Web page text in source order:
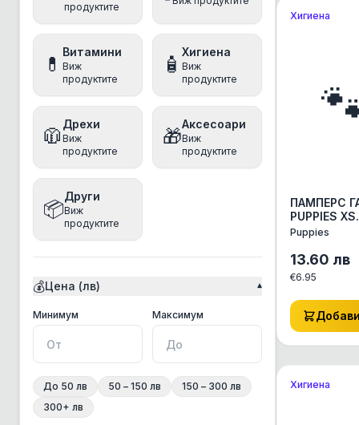
Animonda
anipro
Antos
Applaws
Aquatec
Arm&Hammer
Athena
Bea
Best Clean
BonaCibo
BRAAAF
Bravery
Brit
Chicopee
продуктите
💊
Витамини
Виж
продуктите
🧴
Хигиена
Виж
продуктите
🧥
Дрехи
Виж
продуктите
🎁
Аксесоари
Виж
продуктите
📦
Други
Виж
продуктите
💰Цена (лв) ▾
Минимум Минимална ценаМаксимум
До 50 лв 50 – 150 лв
150 – 300 лв
300+ лв
Хигиена
ПАМПЕРС
PUPPIES XS
АКСЕСОАРИ
АКСЕСОАРИ
Puppies
13.60 лв
€6.95
Добави
Хигиена